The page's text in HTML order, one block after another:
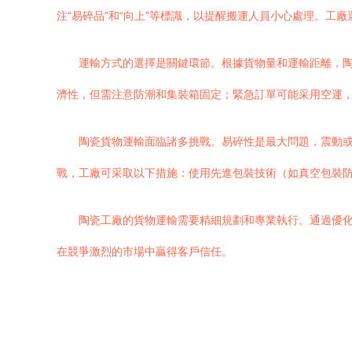
注“易碎品”和“向上”等標識，以提醒搬運人員小心處理。工
運輸方式的選擇是關鍵環節。根據貨物量和運輸距離，
濟性，但需注意防潮和集裝箱固定；緊急訂單可能采用空運
陶瓷貨物運輸面臨諸多挑戰。易碎性是最大問題，震動
戰，工廠可采取以下措施：使用先進包裝技術（如真空包裝
陶瓷工廠的貨物運輸需要精細規劃和專業執行。通過
在競爭激烈的市場中贏得客戶信任。